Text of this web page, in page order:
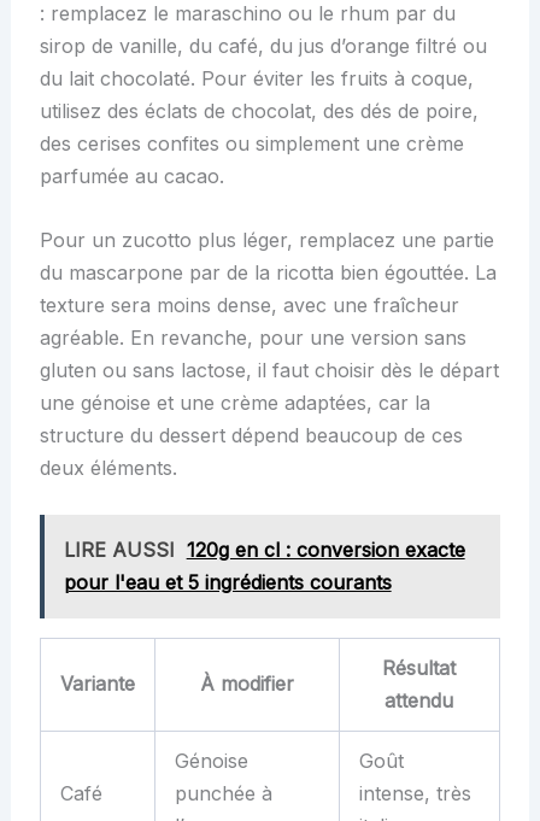
: remplacez le maraschino ou le rhum par du
sirop de vanille, du café, du jus d’orange filtré ou
du lait chocolaté. Pour éviter les fruits à coque,
utilisez des éclats de chocolat, des dés de poire,
des cerises confites ou simplement une crème
parfumée au cacao.
Pour un zucotto plus léger, remplacez une partie
du mascarpone par de la ricotta bien égouttée. La
texture sera moins dense, avec une fraîcheur
agréable. En revanche, pour une version sans
gluten ou sans lactose, il faut choisir dès le départ
une génoise et une crème adaptées, car la
structure du dessert dépend beaucoup de ces
deux éléments.
LIRE AUSSI 120g en cl : conversion exacte
pour l'eau et 5 ingrédients courants
Variante À modifier
Résultat
attendu
Café
Génoise
punchée à
Goût
intense, très